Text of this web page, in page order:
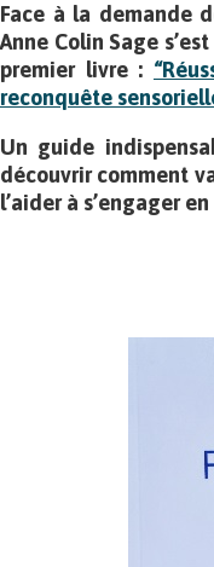
Face à la demande
Anne Colin Sage
premier livre :
reconquête
Un guide
découvrir comment
l’aider à s’engager